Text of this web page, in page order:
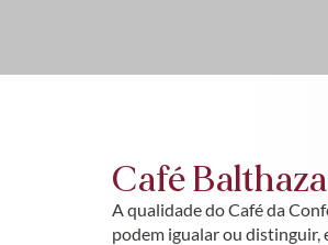
Café
A qualidade do Café da
podem igualar ou distinguir,